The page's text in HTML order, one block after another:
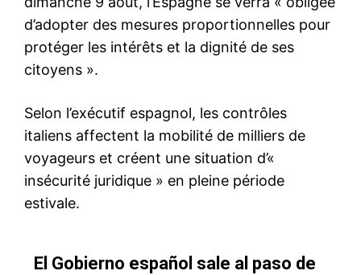
le1.ma
l'intelligence de